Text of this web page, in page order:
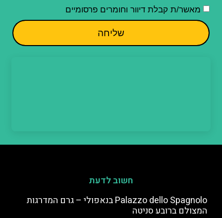
מאשר/ת קבלת דיוור וחומרים פרסומיים
שליחה
חשוב לדעת
Palazzo dello Spagnolo בנאפולי – גרם המדרגות
המצולם ברובע סניטה